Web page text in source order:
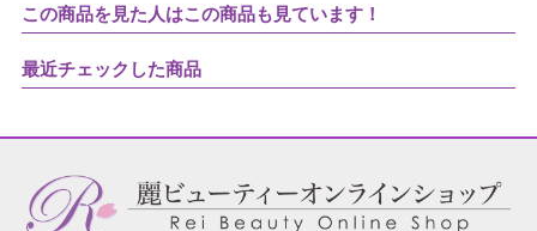
この商品を見た人はこの商品も見ています！
最近チェックした商品